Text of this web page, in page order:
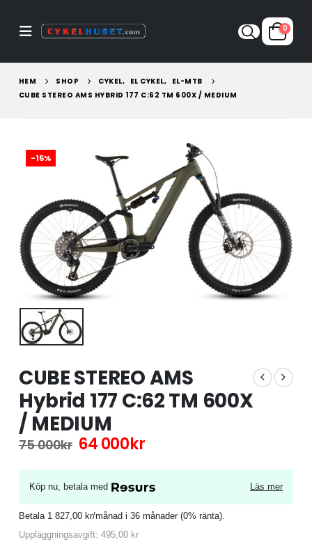
0
HEM SHOP CYKEL, EL CYKEL, EL-MTB
CUBE STEREO AMS HYBRID 177 C:62 TM 600X / MEDIUM
-15%
CUBE STEREO AMS
Hybrid 177 C:62 TM 600X
/ MEDIUM
75 000kr Det
priset
var:
75
000kr.
64 000krDet
priset
är:
64
000kr.
Köp nu, betala med Läs mer
Betala 1 827,00 kr/månad i 36 månader (0% ränta).
Uppläggningsavgift: 495,00 kr